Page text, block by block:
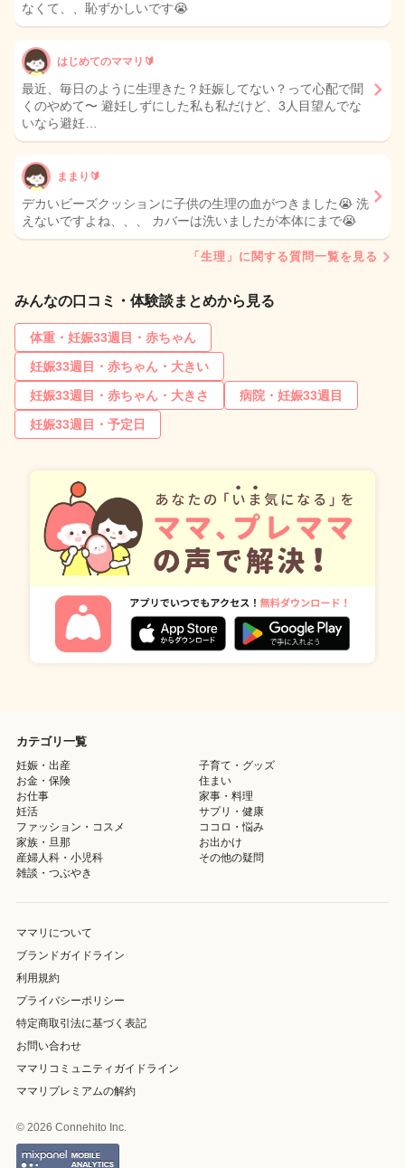
なくて、、恥ずかしいです😭
はじめてのママリ🔰
最近、毎日のように生理きた？妊娠してない？って心配で聞
くのやめて〜 避妊しずにした私も私だけど、3人目望んでな
いなら避妊…
ままり🔰
デカいビーズクッションに子供の生理の血がつきました😭 洗
えないですよね、、、 カバーは洗いましたが本体にまで😭
「生理」に関する質問一覧を見る
みんなの口コミ・体験談まとめから見る
体重・妊娠33週目・赤ちゃん
妊娠33週目・赤ちゃん・大きい
妊娠33週目・赤ちゃん・大きさ
病院・妊娠33週目
妊娠33週目・予定日
カテゴリ一覧
妊娠・出産
子育て・グッズ
お金・保険
住まい
お仕事
家事・料理
妊活
サプリ・健康
ファッション・コスメ
ココロ・悩み
家族・旦那
お出かけ
産婦人科・小児科
その他の疑問
雑談・つぶやき
ママリについて
ブランドガイドライン
利用規約
プライバシーポリシー
特定商取引法に基づく表記
お問い合わせ
ママリコミュニティガイドライン
ママリプレミアムの解約
© 2026 Connehito Inc.